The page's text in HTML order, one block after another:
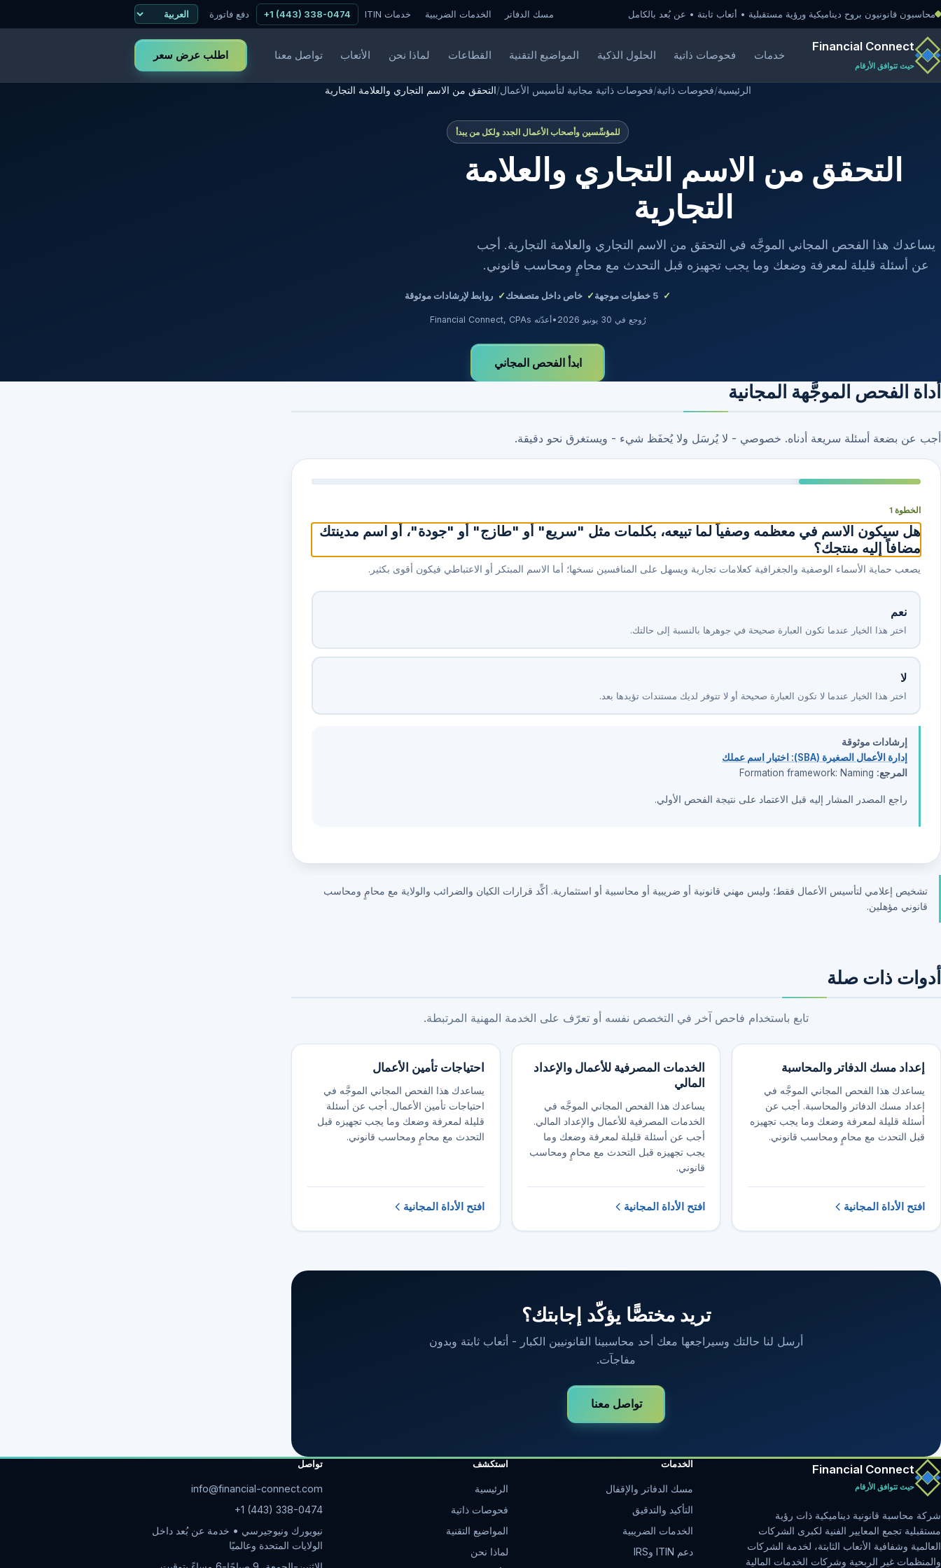
محاسبون قانونيون بروح ديناميكية ورؤية مستقبلية • أتعاب ثابتة • عن بُعد بالكامل مسك الدفاتر الخدمات الضريبية خدمات ITIN +1 (443) 338-0474 دفع فاتورة
Financial Connect
حيث تتوافق الأرقام
خدمات فحوصات ذاتية الحلول الذكية المواضيع التقنية القطاعات لماذا نحن الأتعاب تواصل معنا اطلب عرض سعر
الرئيسية/فحوصات ذاتية/فحوصات ذاتية مجانية لتأسيس الأعمال/التحقق من الاسم التجاري والعلامة التجارية
للمؤسِّسين وأصحاب الأعمال الجدد ولكل من يبدأ
التحقق من الاسم التجاري والعلامة
التجارية
يساعدك هذا الفحص المجاني الموجَّه في التحقق من الاسم التجاري والعلامة التجارية. أجب
عن أسئلة قليلة لمعرفة وضعك وما يجب تجهيزه قبل التحدث مع محامٍ ومحاسب قانوني.
5 خطوات موجهة خاص داخل متصفحك روابط لإرشادات موثوقة
رُوجع في 30 يونيو 2026 •أعدّته Financial Connect, CPAs
ابدأ الفحص المجاني
أداة الفحص الموجَّهة المجانية
أجب عن بضعة أسئلة سريعة أدناه. خصوصي - لا يُرسَل ولا يُحفَظ شيء - ويستغرق نحو دقيقة.
الخطوة 1
هل سيكون الاسم في معظمه وصفياً لما تبيعه، بكلمات مثل "سريع" أو "طازج" أو "جودة"، أو اسم مدينتك
مضافاً إليه منتجك؟
يصعب حماية الأسماء الوصفية والجغرافية كعلامات تجارية ويسهل على المنافسين نسخها؛ أما الاسم المبتكر أو الاعتباطي فيكون أقوى بكثير.
نعم
اختر هذا الخيار عندما تكون العبارة صحيحة في جوهرها بالنسبة إلى حالتك.
لا
اختر هذا الخيار عندما لا تكون العبارة صحيحة أو لا تتوفر لديك مستندات تؤيدها بعد.
إرشادات موثوقة
إدارة الأعمال الصغيرة (SBA): اختيار اسم عملك
المرجع:
راجع المصدر المشار إليه قبل الاعتماد على نتيجة الفحص الأولي.
تشخيص إعلامي لتأسيس الأعمال فقط؛ وليس مهني قانونية أو ضريبية أو محاسبية أو استثمارية. أكِّد قرارات الكيان والضرائب والولاية مع محامٍ ومحاسب
قانوني مؤهلين.
أدوات ذات صلة
تابع باستخدام فاحص آخر في التخصص نفسه أو تعرّف على الخدمة المهنية المرتبطة.
إعداد مسك الدفاتر والمحاسبة
يساعدك هذا الفحص المجاني الموجَّه في
إعداد مسك الدفاتر والمحاسبة. أجب عن
أسئلة قليلة لمعرفة وضعك وما يجب تجهيزه
قبل التحدث مع محامٍ ومحاسب قانوني.
افتح الأداة المجانية
الخدمات المصرفية للأعمال والإعداد
المالي
يساعدك هذا الفحص المجاني الموجَّه في
الخدمات المصرفية للأعمال والإعداد المالي.
أجب عن أسئلة قليلة لمعرفة وضعك وما
يجب تجهيزه قبل التحدث مع محامٍ ومحاسب
قانوني.
افتح الأداة المجانية
احتياجات تأمين الأعمال
يساعدك هذا الفحص المجاني الموجَّه في
احتياجات تأمين الأعمال. أجب عن أسئلة
قليلة لمعرفة وضعك وما يجب تجهيزه قبل
التحدث مع محامٍ ومحاسب قانوني.
افتح الأداة المجانية
تريد مختصًّا يؤكّد إجابتك؟
أرسل لنا حالتك وسيراجعها معك أحد محاسبينا القانونيين الكبار - أتعاب ثابتة وبدون
مفاجآت.
تواصل معنا
Financial Connect
حيث تتوافق الأرقام
شركة محاسبة قانونية ديناميكية ذات رؤية
مستقبلية تجمع المعايير الفنية لكبرى الشركات
العالمية وشفافية الأتعاب الثابتة، لخدمة الشركات
والمنظمات غير الربحية وشركات الخدمات المالية
الخدمات
مسك الدفاتر والإقفال
التأكيد والتدقيق
الخدمات الضريبية
دعم ITIN وIRS
استكشف
الرئيسية
فحوصات ذاتية
المواضيع التقنية
لماذا نحن
تواصل
info@financial-connect.com
+1 (443) 338-0474
نيويورك ونيوجيرسي • خدمة عن بُعد داخل
الولايات المتحدة وعالميًا